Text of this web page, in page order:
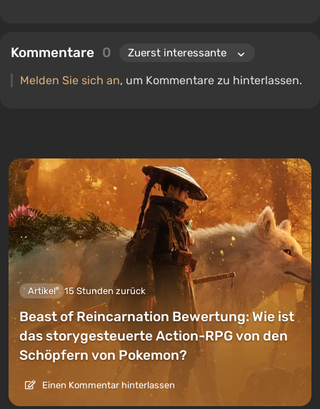
Kommentare 0
Melden Sie sich an, um Kommentare zu hinterlassen.
Artikel 15 Stunden zurück
Beast of Reincarnation Bewertung: Wie ist
das storygesteuerte Action-RPG von den
Schöpfern von Pokemon?
Einen Kommentar hinterlassen